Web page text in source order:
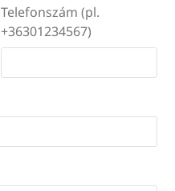
Telefonszám (pl.
+36301234567)